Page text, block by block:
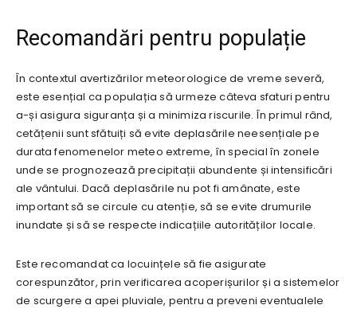
Recomandări pentru populație
În contextul avertizărilor meteorologice de vreme severă,
este esențial ca populația să urmeze câteva sfaturi pentru
a-și asigura siguranța și a minimiza riscurile. În primul rând,
cetățenii sunt sfătuiți să evite deplasările neesențiale pe
durata fenomenelor meteo extreme, în special în zonele
unde se prognozează precipitații abundente și intensificări
ale vântului. Dacă deplasările nu pot fi amânate, este
important să se circule cu atenție, să se evite drumurile
inundate și să se respecte indicațiile autorităților locale.
Este recomandat ca locuințele să fie asigurate
corespunzător, prin verificarea acoperișurilor și a sistemelor
de scurgere a apei pluviale, pentru a preveni eventualele